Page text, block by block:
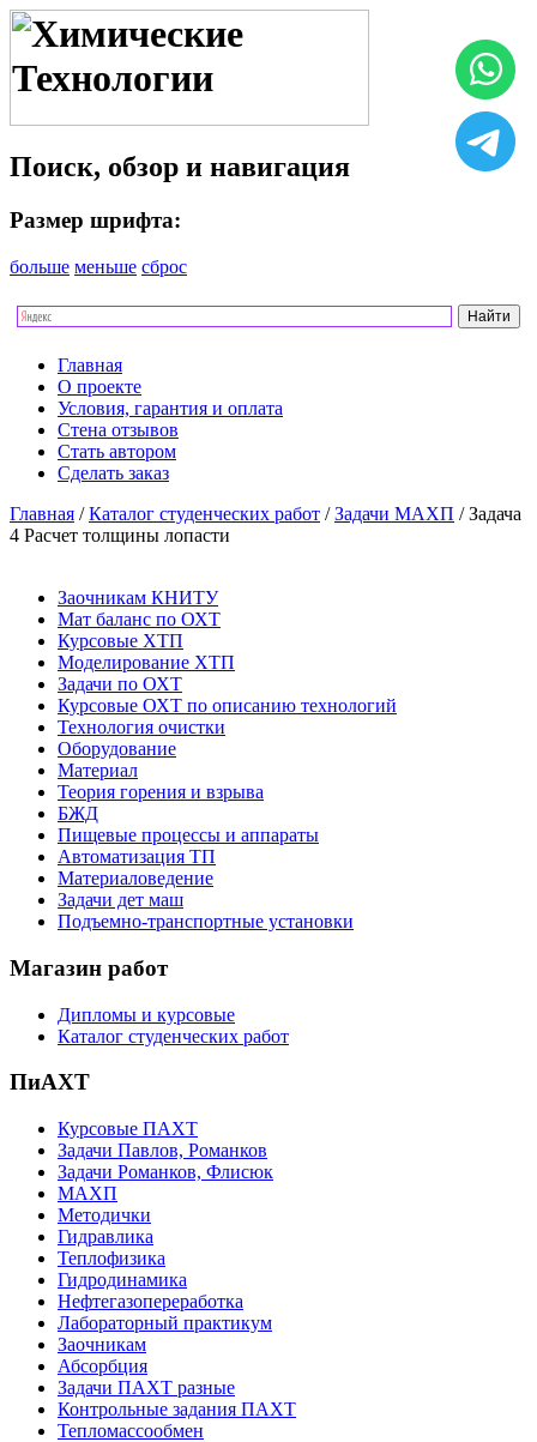
Поиск, обзор и навигация
Размер шрифта:
больше меньше сброс
Главная
О проекте
Условия, гарантия и оплата
Стена отзывов
Стать автором
Сделать заказ
Главная /Каталог студенческих работ /Задачи МАХП / Задача
4 Расчет толщины лопасти
Заочникам КНИТУ
Мат баланс по ОХТ
Курсовые ХТП
Моделирование ХТП
Задачи по ОХТ
Курсовые ОХТ по описанию технологий
Технология очистки
Оборудование
Материал
Теория горения и взрыва
БЖД
Пищевые процессы и аппараты
Автоматизация ТП
Материаловедение
Задачи дет маш
Подъемно-транспортные установки
Магазин работ
Дипломы и курсовые
Каталог студенческих работ
ПиАХТ
Курсовые ПАХТ
Задачи Павлов, Романков
Задачи Романков, Флисюк
МАХП
Методички
Гидравлика
Теплофизика
Гидродинамика
Нефтегазопереработка
Лабораторный практикум
Заочникам
Абсорбция
Задачи ПАХТ разные
Контрольные задания ПАХТ
Тепломассообмен